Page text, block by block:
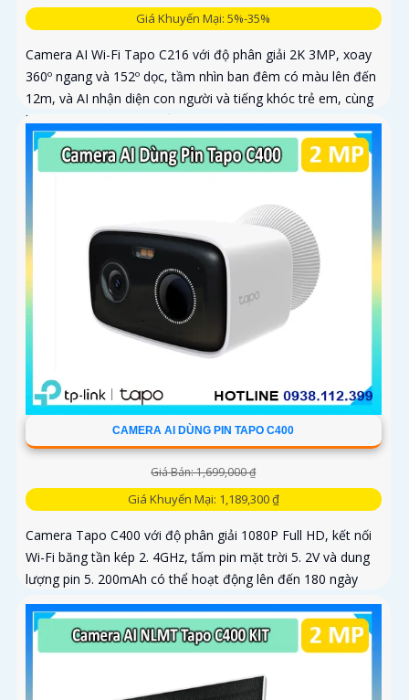
Giá Khuyến Mại: 5%-35%
Camera AI Wi-Fi Tapo C216 với độ phân giải 2K 3MP, xoay
360º ngang và 152º dọc, tầm nhìn ban đêm có màu lên đến
12m, và AI nhận diện con người và tiếng khóc trẻ em, cùng
khả năng theo dõi chuyển động tự động
CAMERA AI DÙNG PIN TAPO C400
Giá Bán: 1,699,000 ₫
Giá Khuyến Mại: 1,189,300 ₫
Camera Tapo C400 với độ phân giải 1080P Full HD, kết nối
Wi-Fi băng tần kép 2. 4GHz, tấm pin mặt trời 5. 2V và dung
lượng pin 5. 200mAh có thể hoạt động lên đến 180 ngày